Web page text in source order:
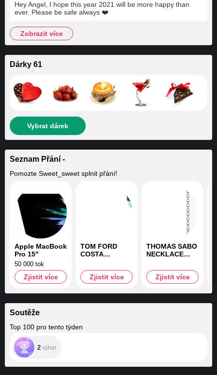
Hey Angel, I hope this year 2021 will be more happy than
ever. Please be safe always ❤️
zobrazit více
Dárky 61
Vybrat dárek
Seznam Přání -
Pomozte Sweet_sweet splnit přání!
Apple MacBook
Pro 15"
50 000 tok
Zjistit více
TOM FORD
COSTA
50 ml
Zjistit více
THOMAS SABO
NECKLACE
Zjistit více
Soutěže
Top 100 pro tento týden
2 výher